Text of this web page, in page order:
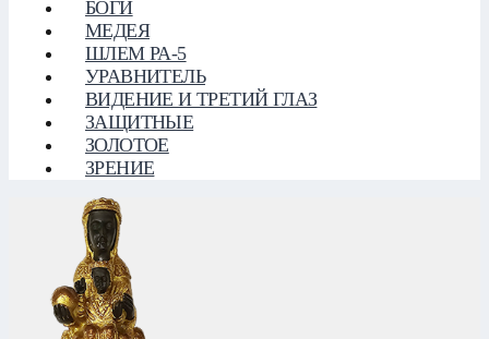
БОГИ
МЕДЕЯ
ШЛЕМ РА-5
УРАВНИТЕЛЬ
ВИДЕНИЕ И ТРЕТИЙ ГЛАЗ
ЗАЩИТНЫЕ
ЗОЛОТОЕ
ЗРЕНИЕ